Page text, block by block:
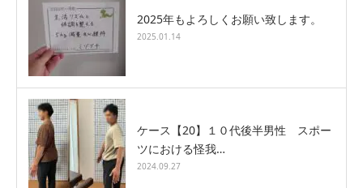
2025年もよろしくお願い致します。
2025.01.14
ケース【20】１０代後半男性 スポー
ツにおける怪我…
2024.09.27